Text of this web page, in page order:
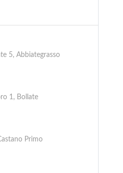
Milano
Lombardia
5, Milano
Del Vascello 36,
Tributaria
5, Abbiategrasso
1, Bollate
Primo